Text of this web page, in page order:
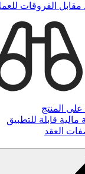
مقابل الفروقات
المنتج
مالية قابلة للتطبيق
العقد